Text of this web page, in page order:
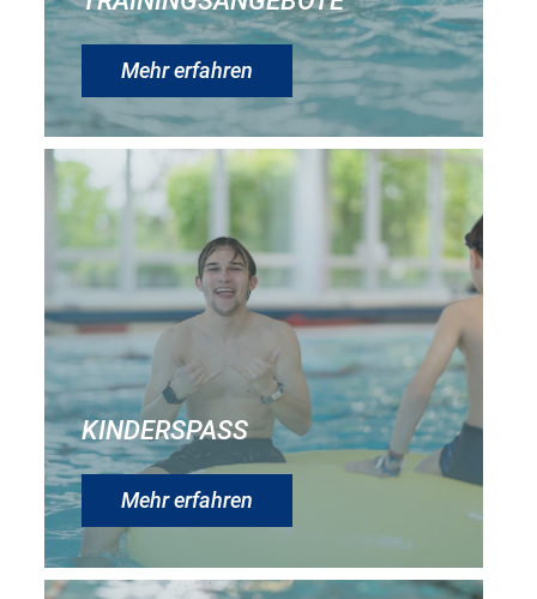
Mehr erfahren
KINDERSPASS
Mehr erfahren